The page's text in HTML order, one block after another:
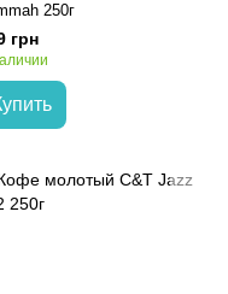
250г
грн